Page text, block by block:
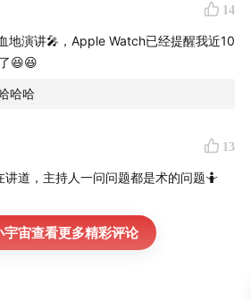
14
地演讲🎤，Apple Watch已经提醒我近10
😆😆
哈哈
13
讲道，主持人一问问题都是术的问题🤷
宇宙查看更多精彩评论